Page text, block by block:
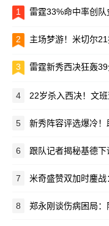
1 雷霆33%命中率创
2 主场梦游！米切尔
3 雷霆新秀西决狂轰
4 22岁杀入西决！文班
5 新秀阵容评选爆冷
6 跟队记者揭秘基德
7 米奇盛赞双加时鏖战
8 郑永刚谈伤病困局